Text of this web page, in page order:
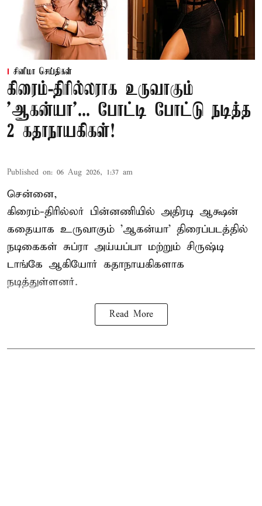
சினிமா செய்திகள்
கிரைம்-திரில்லராக உருவாகும்
'ஆகன்யா'... போட்டி போட்டு நடித்த
2 கதாநாயகிகள்!
Published on: 06 Aug 2026, 1:37 am
சென்னை,
கிரைம்-திரில்லர் பின்னணியில் அதிரடி ஆக்ஷன்
கதையாக உருவாகும் 'ஆகன்யா' திரைப்படத்தில்
நடிகைகள் சுப்ரா அய்யப்பா மற்றும் சிருஷ்டி
டாங்கே ஆகியோர் கதாநாயகிகளாக
நடித்துள்ளனர்.
Read More